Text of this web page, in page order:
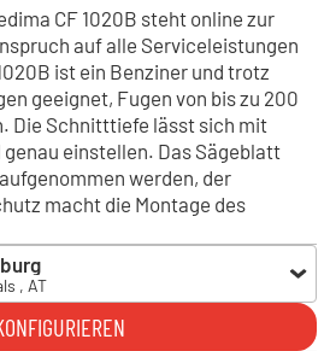
CF 1020B steht online zur
auf alle Serviceleistungen
ist ein Benziner und trotz
geeignet, Fugen von bis zu 200
Die Schnitttiefe lässt sich mit
einstellen. Das Sägeblatt
werden, der
macht die Montage des
, AT
, AT